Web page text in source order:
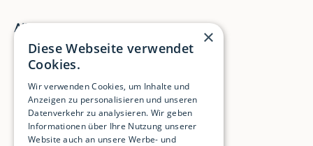
Allgemein
Home
Leistungen
Über mich
Impressum
Datenschutz
×
Diese Webseite verwendet
Cookies.
Wir verwenden Cookies, um Inhalte und
Anzeigen zu personalisieren und unseren
Datenverkehr zu analysieren. Wir geben
Informationen über Ihre Nutzung unserer
Website auch an unsere Werbe- und